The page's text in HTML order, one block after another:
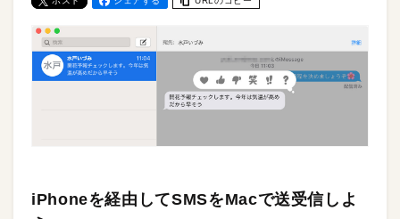
iPhoneを経由してSMSをMacで送受信しよ